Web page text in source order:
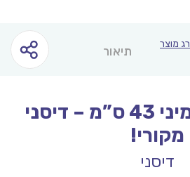
מוצר
תיאור
בובת פרווה מיני 43 ס”מ – דיסני
מקורי!
דיסני